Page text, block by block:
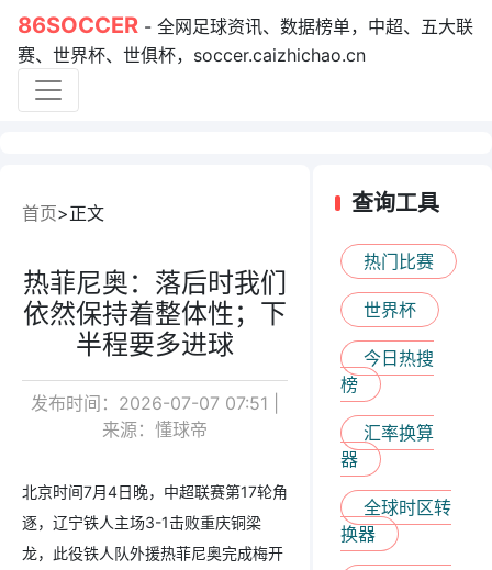
86SOCCER - 全网足球资讯、数据榜单，中超、五大联
赛、世界杯、世俱杯，soccer.caizhichao.cn
首页 正文
热菲尼奥：落后时我们
依然保持着整体性；下
半程要多进球
发布时间：2026-07-07 07:51 |
来源：懂球帝
北京时间7月4日晚，中超联赛第17轮角
逐，辽宁铁人主场3-1击败重庆铜梁
龙，此役铁人队外援热菲尼奥完成梅开
查询工具
热门比赛
世界杯
今日热搜
榜
汇率换算
器
全球时区转
换器